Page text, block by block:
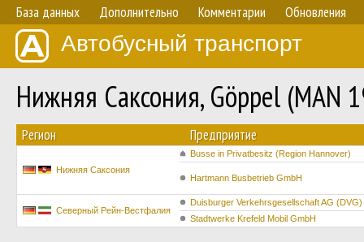
База данных Дополнительно Комментарии Обновления
Автобусный транспорт
Нижняя Саксония, Göppel
Регион Предприятие
Нижняя Саксония
Busse in Privatbesitz (Region Hannover)
Hartmann Busbetrieb GmbH
Северный Рейн-Вестфалия
Duisburger Verkehrsgesellschaft AG (DVG)
Stadtwerke Krefeld Mobil GmbH